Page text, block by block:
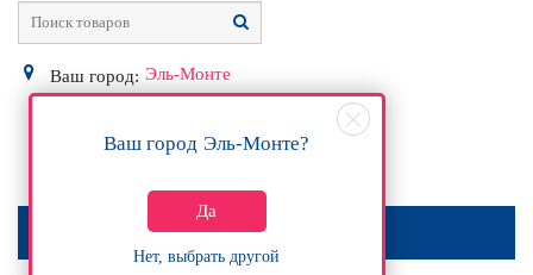
Ваш город: Эль-Монте
Ваш город Эль-Монте?
Да
Нет, выбрать другой
0Р
МЕНЮ